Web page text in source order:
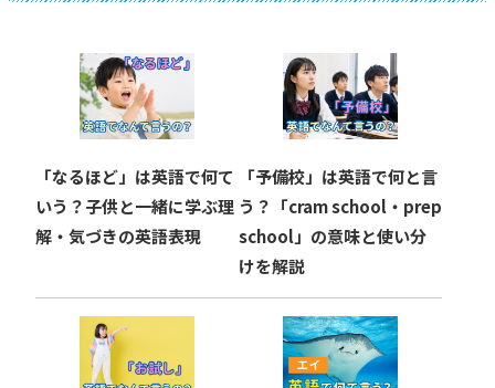
ョ
ン
「なるほど」は英語で何て
いう？子供と一緒に学ぶ理
解・気づきの英語表現
「予備校」は英語で何と言
う？「cram school・prep
school」の意味と使い分
けを解説